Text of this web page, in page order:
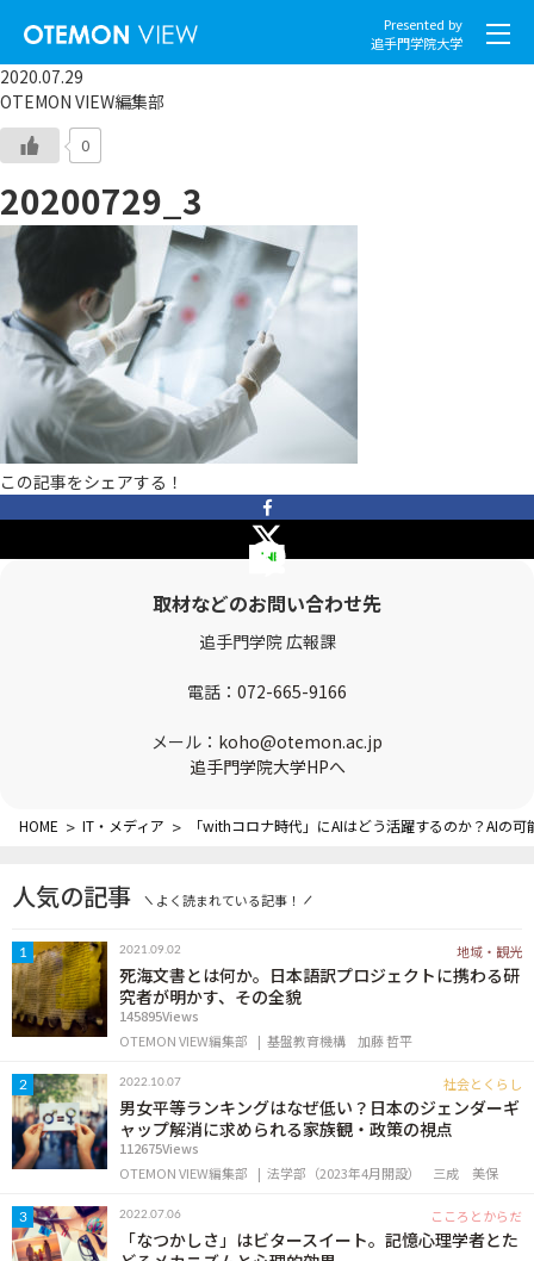
Presented by
追手門学院大学
社会とくらし
スポーツと文化
こころとからだ
IT・メディア
地域・観光
2020.07.29
OTEMON VIEW編集部
0
20200729_3
この記事をシェアする！
取材などのお問い合わせ先
追手門学院 広報課
電話： 072-665-9166
メール： koho@otemon.ac.jp
追手門学院大学HPへ
HOME > IT・メディア > 「withコロナ時代」にAIはどう活躍するのか？AIの可
人気の記事 よく読まれている記事！
1 2021.09.02 地域・観光
死海文書とは何か。日本語訳プロジェクトに携わる研
究者が明かす、その全貌
145895Views
OTEMON VIEW編集部
基盤教育機構 加藤 哲平
2 2022.10.07 社会とくらし
男女平等ランキングはなぜ低い？日本のジェンダーギ
ャップ解消に求められる家族観・政策の視点
112675Views
OTEMON VIEW編集部
法学部（2023年4月開設） 三成 美保
3 2022.07.06 こころとからだ
「なつかしさ」はビタースイート。記憶心理学者とた